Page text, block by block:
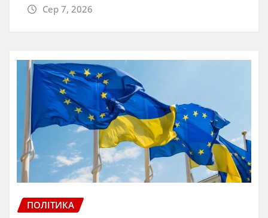
Сер 7, 2026
ПОЛІТИКА